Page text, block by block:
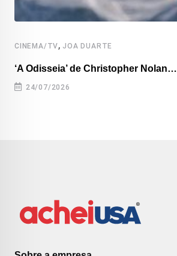
CINEMA/TV, JOA DUARTE
‘A Odisseia’ de Christopher Nolan…
24/07/2026